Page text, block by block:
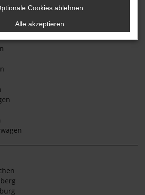
Cookies ablehnen
Alle akzeptieren